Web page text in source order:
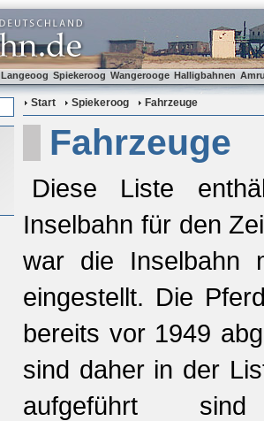
Langeoog Spiekeroog Wangerooge Halligbahnen
Start Spiekeroog Fahrzeuge
Fahrzeuge
Diese Liste
Inselbahn für den
war die Inselbahn
eingestellt. Die
bereits vor 1949
sind daher in der
aufgeführt